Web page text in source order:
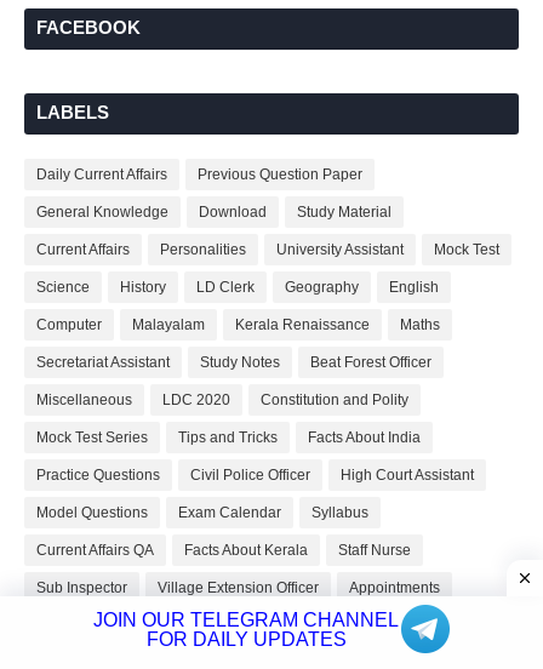
FACEBOOK
LABELS
Daily Current Affairs Previous Question Paper
General Knowledge Download Study Material
Current Affairs Personalities University Assistant Mock Test
Science History LD Clerk Geography English
Computer Malayalam Kerala Renaissance Maths
Secretariat Assistant Study Notes Beat Forest Officer
Miscellaneous LDC 2020 Constitution and Polity
Mock Test Series Tips and Tricks Facts About India
Practice Questions Civil Police Officer High Court Assistant
Model Questions Exam Calendar Syllabus
Current Affairs QA Facts About Kerala Staff Nurse
Sub Inspector Village Extension Officer Appointments
Mental Ability WhatsApp Quiz Repeated Questions
JOIN OUR TELEGRAM CHANNEL
FOR DAILY UPDATES